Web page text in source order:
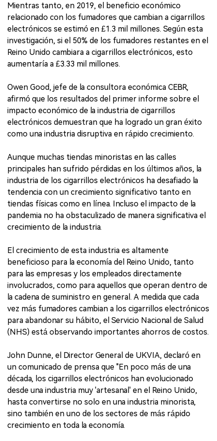
Mientras tanto, en 2019, el beneficio económico
relacionado con los fumadores que cambian a cigarrillos
electrónicos se estimó en £1.3 mil millones. Según esta
investigación, si el 50% de los fumadores restantes en el
Reino Unido cambiara a cigarrillos electrónicos, esto
aumentaría a £3.33 mil millones.
Owen Good, jefe de la consultora económica CEBR,
afirmó que los resultados del primer informe sobre el
impacto económico de la industria de cigarrillos
electrónicos demuestran que ha logrado un gran éxito
como una industria disruptiva en rápido crecimiento.
Aunque muchas tiendas minoristas en las calles
principales han sufrido pérdidas en los últimos años, la
industria de los cigarrillos electrónicos ha desafiado la
tendencia con un crecimiento significativo tanto en
tiendas físicas como en línea. Incluso el impacto de la
pandemia no ha obstaculizado de manera significativa el
crecimiento de la industria.
El crecimiento de esta industria es altamente
beneficioso para la economía del Reino Unido, tanto
para las empresas y los empleados directamente
involucrados, como para aquellos que operan dentro de
la cadena de suministro en general. A medida que cada
vez más fumadores cambian a los cigarrillos electrónicos
para abandonar su hábito, el Servicio Nacional de Salud
(NHS) está observando importantes ahorros de costos.
John Dunne, el Director General de UKVIA, declaró en
un comunicado de prensa que "En poco más de una
década, los cigarrillos electrónicos han evolucionado
desde una industria muy 'artesanal' en el Reino Unido,
hasta convertirse no solo en una industria minorista,
sino también en uno de los sectores de más rápido
crecimiento en toda la economía.